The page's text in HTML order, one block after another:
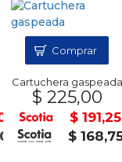
Cartuchera gaspeada
$ 225,00
$ 191,25
$
Comprar